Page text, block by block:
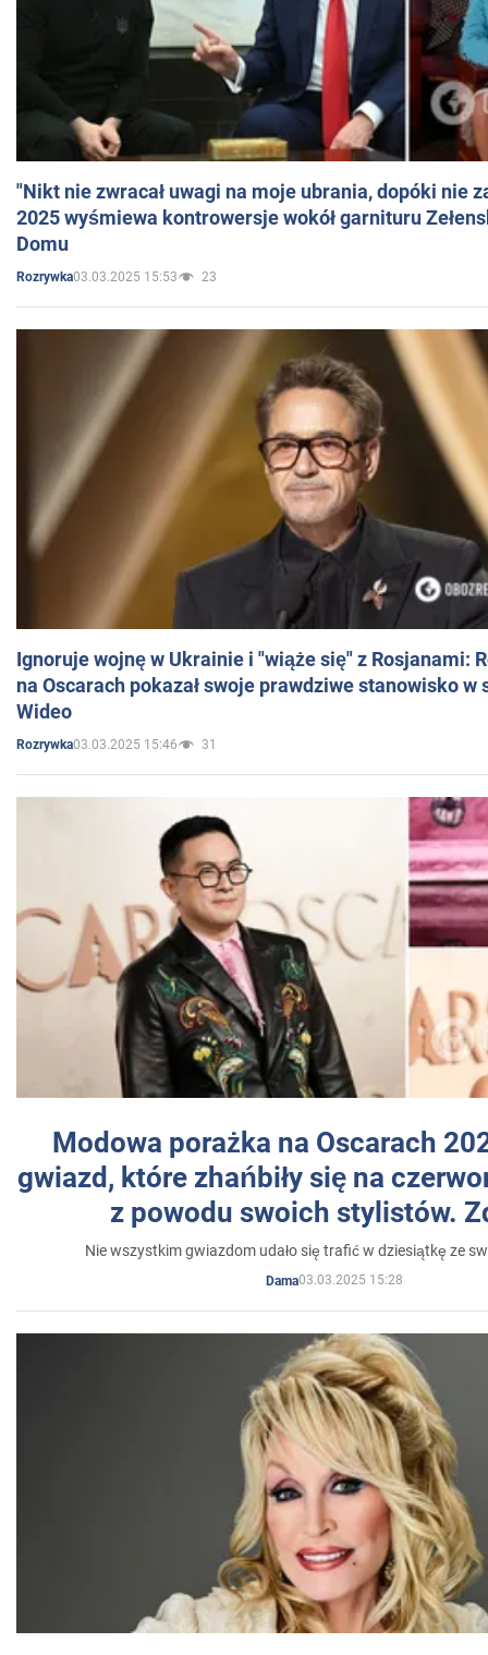
"Nikt nie zwracał uwagi na moje ubrania, dopóki nie
2025 wyśmiewa kontrowersje wokół garnituru
Domu
Rozrywka03.03.2025 15:53 23
Ignoruje wojnę w Ukrainie i "wiąże się" z Rosjanami:
na Oscarach pokazał swoje prawdziwe stanowisko w
Wideo
Rozrywka03.03.2025 15:46 31
Modowa porażka na Oscarach
gwiazd, które zhańbiły się na
z powodu swoich stylistów.
Nie wszystkim gwiazdom udało się trafić w dziesiątkę ze
Dama03.03.2025 15:28